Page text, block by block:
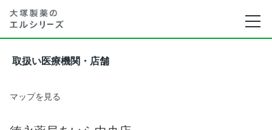
取扱い医療機関・店舗
マップを見る